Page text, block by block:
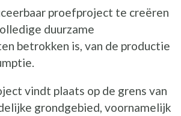
proefproject te creëren
duurzame
betrokken is, van de productie
vindt plaats op de grens van
grondgebied, voornamelijk